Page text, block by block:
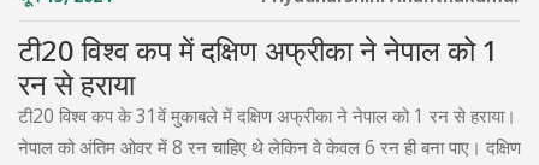
टी20 विश्व कप में दक्षिण अफ्रीका ने नेपाल को 1
रन से हराया
टी20 विश्व कप के 31वें मुकाबले में दक्षिण अफ्रीका ने नेपाल को 1 रन से हराया।
नेपाल को अंतिम ओवर में 8 रन चाहिए थे लेकिन वे केवल 6 रन ही बना पाए। दक्षिण